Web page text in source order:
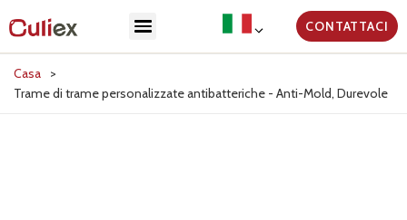
CONTATTACI
Casa
>
Trame di trame personalizzate antibatteriche - Anti-Mold, Durevole